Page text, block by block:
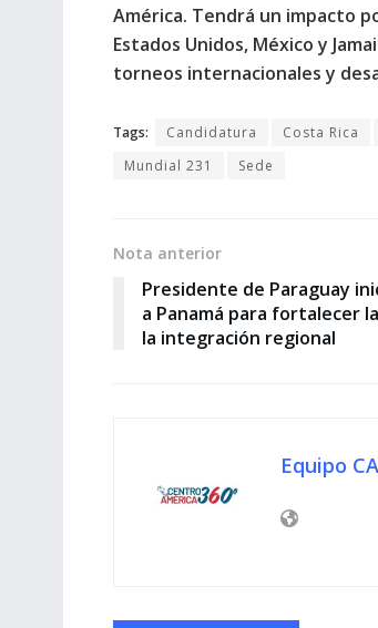
América. Tendrá un impacto
Estados Unidos, México y
torneos internacionales y
Tags: Candidatura Costa Rica
Mundial 231
Sede
Nota anterior
Presidente de Paraguay
a Panamá para fortalecer
la integración regional
Equipo